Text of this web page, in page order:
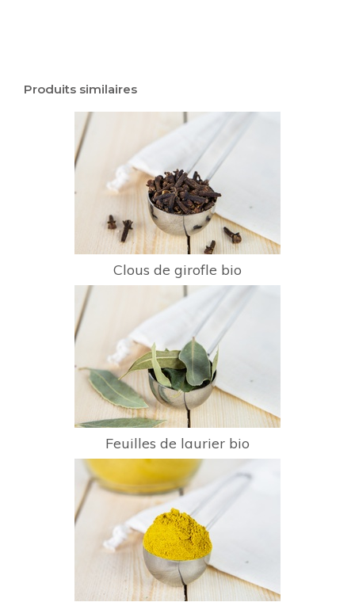
Produits similaires
Clous de girofle bio
Feuilles de laurier bio